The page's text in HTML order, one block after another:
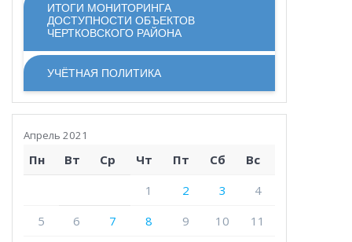
ИТОГИ МОНИТОРИНГА
ДОСТУПНОСТИ ОБЪЕКТОВ
ЧЕРТКОВСКОГО РАЙОНА
УЧЁТНАЯ ПОЛИТИКА
Апрель 2021
Пн Вт Ср Чт Пт Сб
Вс
1
2 3
4
5
6 7 8 9 10
11